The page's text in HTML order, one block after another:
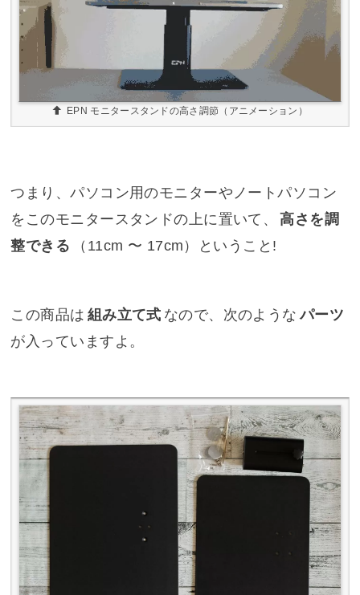
EPN モニタースタンドの高さ調節（アニメーション）
つまり、パソコン用のモニターやノートパソコン
をこのモニタースタンドの上に置いて、
高さを調
整できる
（11cm 〜 17cm）ということ!
この商品は 組み立て式 なので、次のような パーツ
が入っていますよ。